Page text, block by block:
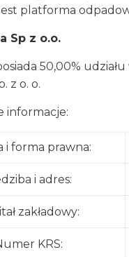
platforma
Sp z o.o.
50,00%
z o. o.
informacje:
i forma prawna:
i adres:
zakładowy:
KRS: